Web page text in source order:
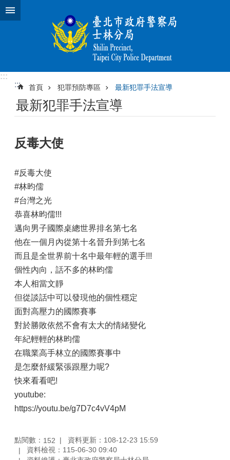
跳到主要內容區塊
:::
:::
首頁 犯罪預防專區 最新犯罪手法宣導
最新犯罪手法宣導
反毒大使
#反毒大使
#林昀儒
#台灣之光
恭喜林昀儒!!!
邁向男子國際桌總世界排名第七名
他在一個月內從第十名晉升到第七名
而且是全世界前十名中最年輕的選手!!!
個性內向，話不多的林昀儒
本人相當文靜
但從談話中可以發現他的個性穩定
面對高壓力的國際賽事
對於勝敗依然不會有太大的情緒變化
年紀輕輕的林昀儒
在職業高手林立的國際賽事中
是怎麼舒緩緊張跟壓力呢?
快來看看吧!
youtube:
https://youtu.be/g7D7c4vV4pM
點閱數： 152
資料更新：108-12-23 15:59
資料檢視：115-06-30 09:40